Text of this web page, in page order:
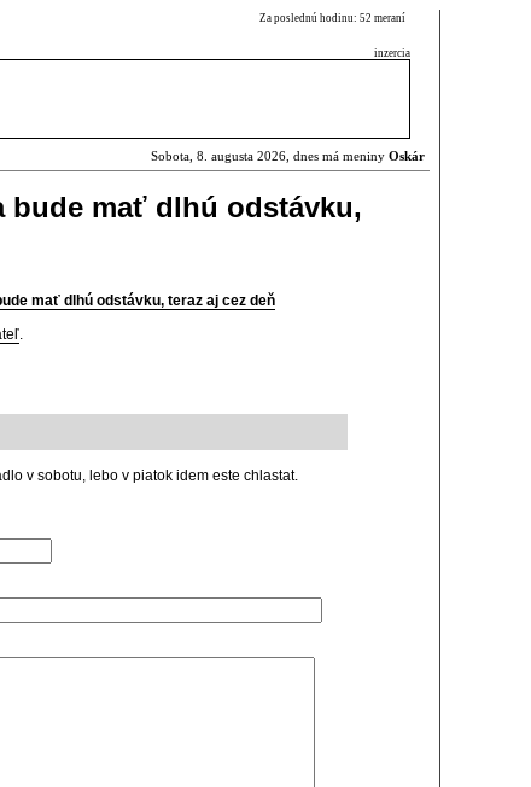
Za poslednú hodinu: 52 meraní
inzercia
Sobota, 8. augusta 2026, dnes má meniny Oskár
bude mať dlhú odstávku,
mať dlhú odstávku, teraz aj cez deň
.
v sobotu, lebo v piatok idem este chlastat.